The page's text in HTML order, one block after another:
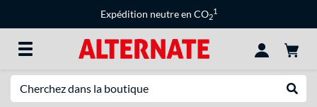
Expédition neutre en CO2
1